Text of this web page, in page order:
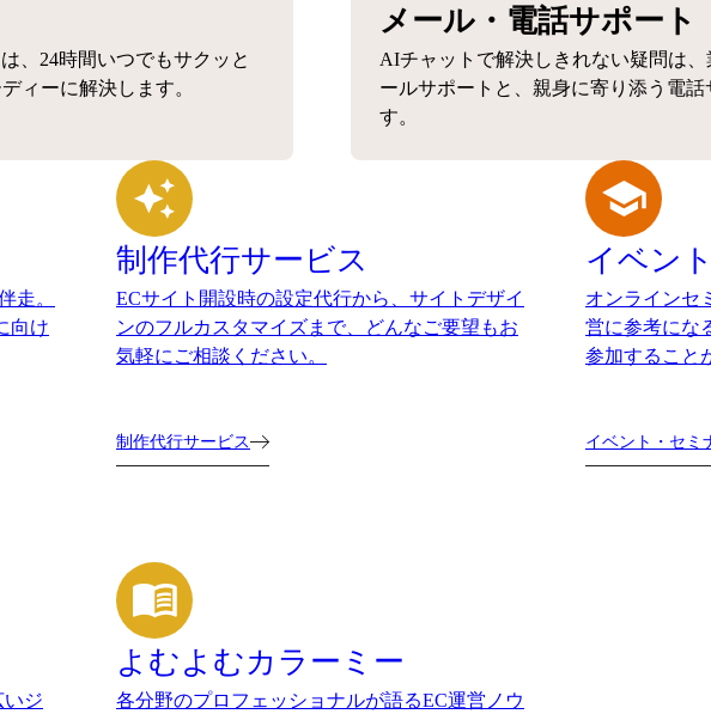
、24時間いつでもサクッと
ィーに解決します。
メール・電話サポート
AIチャットで解決しきれない疑問は
ールサポートと、親身に寄り添う電
す。
走。
向け
制作代行サービス
ECサイト開設時の設定代行から、サイトデザイ
ンのフルカスタマイズまで、どんなご要望もお
気軽にご相談ください。
制作代行サービス
イベン
オンラインセ
営に参考にな
参加すること
イベント・セミ
いジ
よむよむカラーミー
各分野のプロフェッショナルが語るEC運営ノウ